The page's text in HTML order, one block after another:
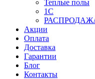
Теплые полы
1С
Акции
Оплата
Доставка
Гарантии
Блог
Контакты